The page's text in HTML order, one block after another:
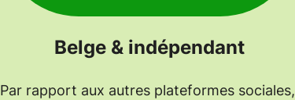
Belge & indépendant
Par rapport aux autres plateformes sociales,